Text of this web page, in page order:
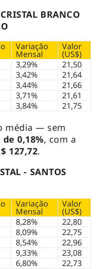
BRANCO
Variação
Mensal
Valor
(US$)
3,29%
21,50
3,42%
21,64
3,44%
21,66
3,71%
21,61
3,84% 21,75
média — sem
0,18%, com a
127,72.
- SANTOS
Variação
Mensal
Valor
(US$)
8,28%
22,80
8,09%
22,75
8,54%
22,96
9,33%
23,08
6,80% 22,73